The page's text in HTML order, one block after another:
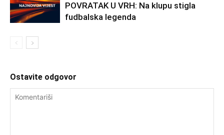
POVRATAK U VRH: Na klupu stigla
fudbalska legenda
Ostavite odgovor